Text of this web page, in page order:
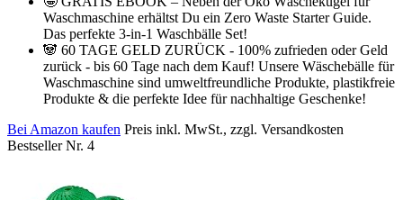
Waschmaschine erhältst Du ein Zero Waste Starter Guide.
Das perfekte 3-in-1 Waschbälle Set!
🐼 60 TAGE GELD ZURÜCK - 100% zufrieden oder Geld
zurück - bis 60 Tage nach dem Kauf! Unsere Wäschebälle für
Waschmaschine sind umweltfreundliche Produkte, plastikfreie
Produkte & die perfekte Idee für nachhaltige Geschenke!
Bei Amazon kaufen Preis inkl. MwSt., zzgl. Versandkosten
Bestseller Nr. 4